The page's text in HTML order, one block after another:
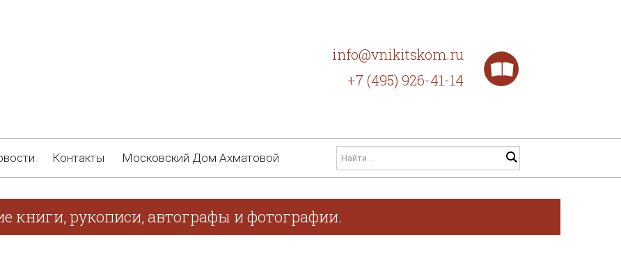
info@vnikitskom.ru
+7 (495) 926-41-14
Контакты Московский Дом Ахматовой
книги, рукописи, автографы и фотографии.